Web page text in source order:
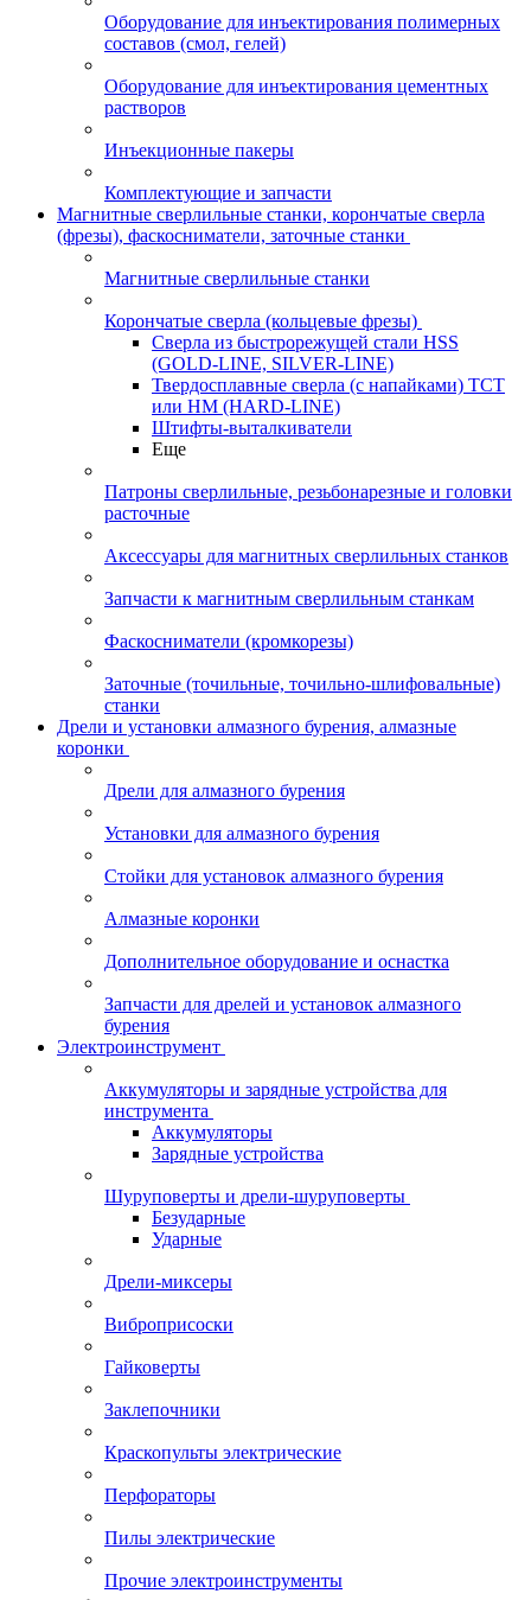
Оборудование для инъектирования полимерных
составов (смол, гелей)
Оборудование для инъектирования цементных
растворов
Инъекционные пакеры
Комплектующие и запчасти
Магнитные сверлильные станки, корончатые сверла
(фрезы), фаскосниматели, заточные станки
Магнитные сверлильные станки
Корончатые сверла (кольцевые фрезы)
Сверла из быстрорежущей стали HSS
(GOLD-LINE, SILVER-LINE)
Твердосплавные сверла (с напайками) ТСТ
или HM (HARD-LINE)
Штифты-выталкиватели
Еще
Патроны сверлильные, резьбонарезные и головки
расточные
Аксессуары для магнитных сверлильных станков
Запчасти к магнитным сверлильным станкам
Фаскосниматели (кромкорезы)
Заточные (точильные, точильно-шлифовальные)
станки
Дрели и установки алмазного бурения, алмазные
коронки
Дрели для алмазного бурения
Установки для алмазного бурения
Стойки для установок алмазного бурения
Алмазные коронки
Дополнительное оборудование и оснастка
Запчасти для дрелей и установок алмазного
бурения
Электроинструмент
Аккумуляторы и зарядные устройства для
инструмента
Аккумуляторы
Зарядные устройства
Шуруповерты и дрели-шуруповерты
Безударные
Ударные
Дрели-миксеры
Виброприсоски
Гайковерты
Заклепочники
Краскопульты электрические
Перфораторы
Пилы электрические
Прочие электроинструменты